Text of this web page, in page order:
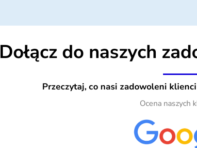
Dołącz do naszych
Przeczytaj, co nasi zadowoleni
Ocena naszych